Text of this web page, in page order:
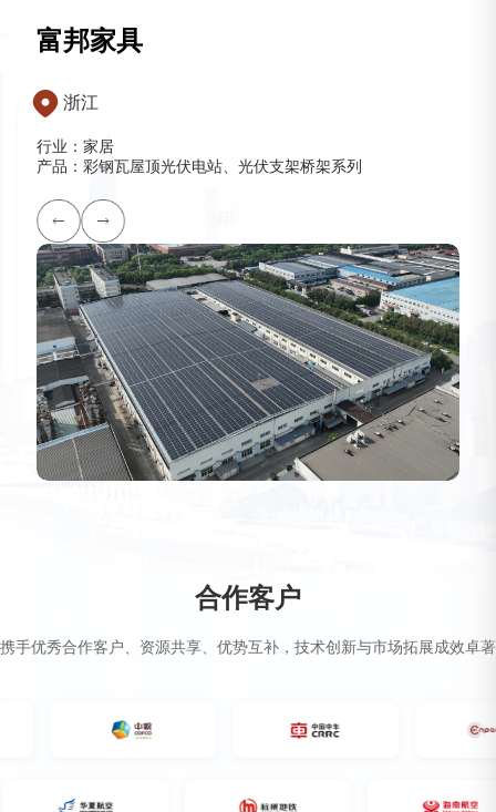
富邦家具
浙江
行业：家居
产品：彩钢瓦屋顶光伏电站、光伏支架桥架系列
合作客户
携手优秀合作客户、资源共享、优势互补，技术创新与市场拓展成效卓著